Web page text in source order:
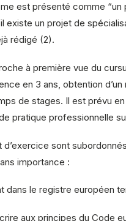
est présenté comme “un
existe un projet de
rédigé (2).
à première vue du
en 3 ans, obtention
de stages. Il est prévu
pratique professionnelle
d’exercice sont
importance :
dans le registre européen
aux principes du Code